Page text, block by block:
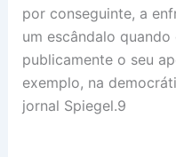
por conseguinte, a
um escândalo
publicamente o seu
exemplo, na
jornal Spiegel.9